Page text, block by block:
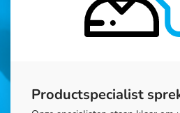
Productspecialist